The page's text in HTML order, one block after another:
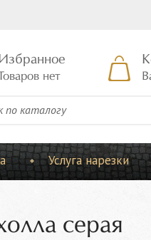
Избранное
нет
Услуга нарезки
серая